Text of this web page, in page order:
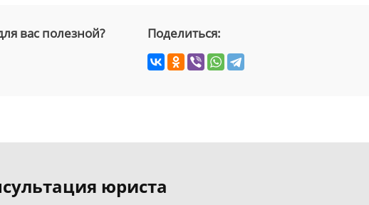
вас полезной? Поделиться:
юриста